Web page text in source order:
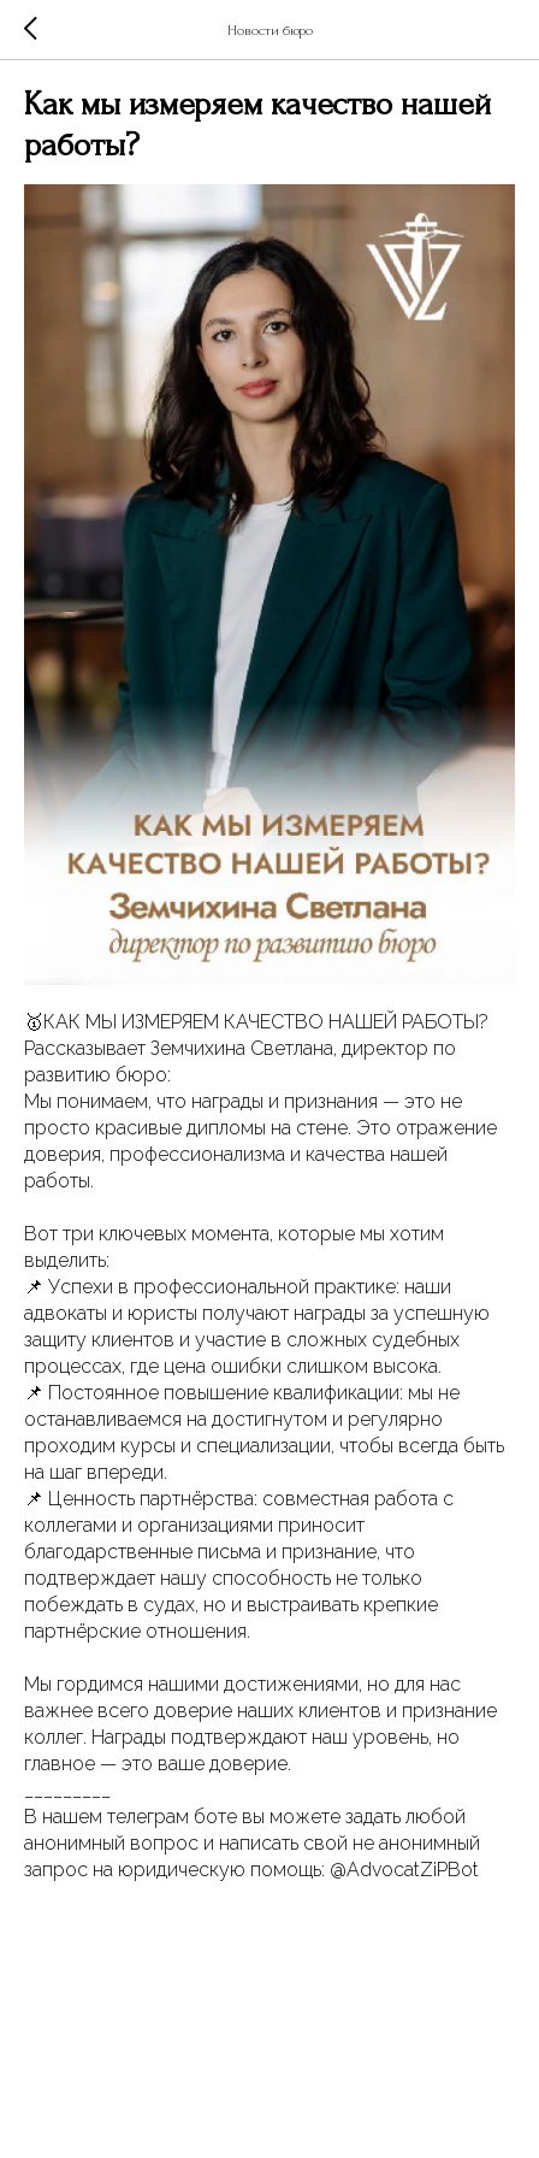
Новости бюро
Как мы измеряем качество нашей
работы?
🥇КАК МЫ ИЗМЕРЯЕМ КАЧЕСТВО НАШЕЙ РАБОТЫ?
Рассказывает Земчихина Светлана, директор по
развитию бюро:
Мы понимаем, что награды и признания — это не
просто красивые дипломы на стене. Это отражение
доверия, профессионализма и качества нашей
работы.
Вот три ключевых момента, которые мы хотим
выделить:
📌 Успехи в профессиональной практике: наши
адвокаты и юристы получают награды за успешную
защиту клиентов и участие в сложных судебных
процессах, где цена ошибки слишком высока.
📌 Постоянное повышение квалификации: мы не
останавливаемся на достигнутом и регулярно
проходим курсы и специализации, чтобы всегда быть
на шаг впереди.
📌 Ценность партнёрства: совместная работа с
коллегами и организациями приносит
благодарственные письма и признание, что
подтверждает нашу способность не только
побеждать в судах, но и выстраивать крепкие
партнёрские отношения.
Мы гордимся нашими достижениями, но для нас
важнее всего доверие наших клиентов и признание
коллег. Награды подтверждают наш уровень, но
главное — это ваше доверие.
В нашем телеграм боте вы можете задать любой
анонимный вопрос и написать свой не анонимный
запрос на юридическую помощь: @AdvocatZiPBot